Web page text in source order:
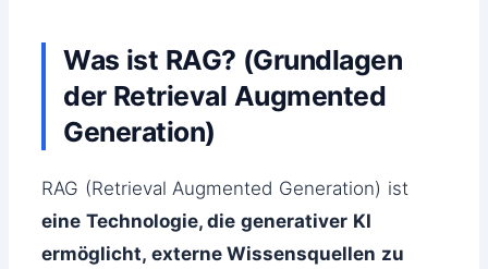
Was ist RAG? (Grundlagen
der Retrieval Augmented
Generation)
RAG (Retrieval Augmented Generation) ist
eine Technologie, die generativer KI
ermöglicht, externe Wissensquellen zu